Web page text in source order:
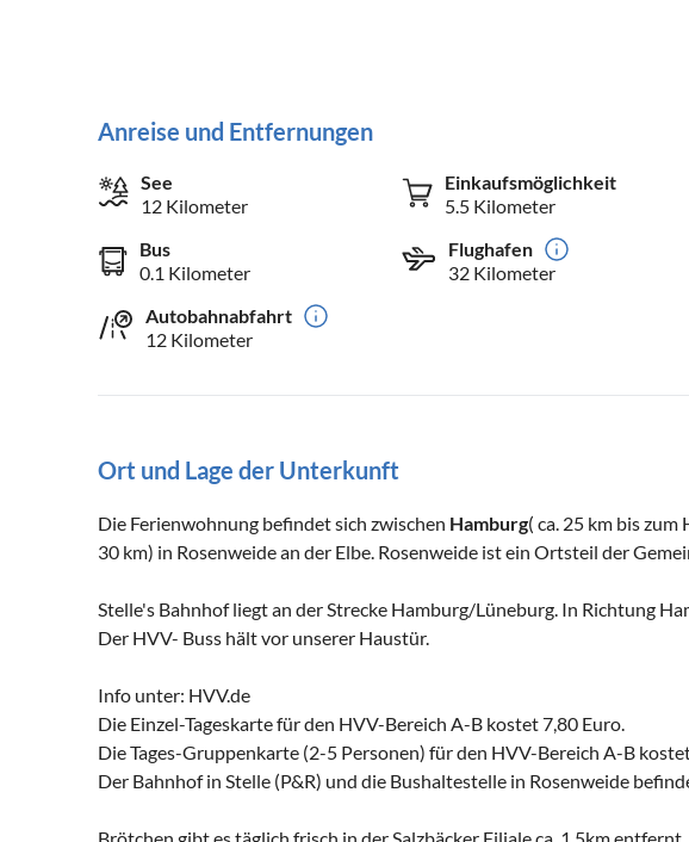
Anreise und Entfernungen
See
12 Kilometer
Einkaufsmöglichkeit
5.5 Kilometer
Bus
0.1 Kilometer
Flughafen
32 Kilometer
Autobahnabfahrt
12 Kilometer
Ort und Lage der Unterkunft
Die Ferienwohnung befindet sich zwischen Hamburg( ca. 25 km bis
30 km) in Rosenweide an der Elbe. Rosenweide ist ein Ortsteil der
Stelle's Bahnhof liegt an der Strecke Hamburg/Lüneburg. In Richtung
Der HVV- Buss hält vor unserer Haustür.
Info unter: HVV.de
Die Einzel-Tageskarte für den HVV-Bereich A-B kostet 7,80 Euro.
Die Tages-Gruppenkarte (2-5 Personen) für den HVV-Bereich A-B
Der Bahnhof in Stelle (P&R) und die Bushaltestelle in Rosenweide